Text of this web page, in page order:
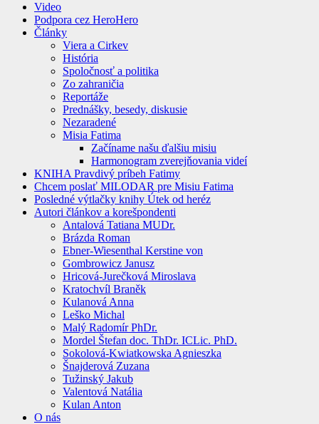
Video
Podpora cez HeroHero
Články
Viera a Cirkev
História
Spoločnosť a politika
Zo zahraničia
Reportáže
Prednášky, besedy, diskusie
Nezaradené
Misia Fatima
Začíname našu ďalšiu misiu
Harmonogram zverejňovania videí
KNIHA Pravdivý príbeh Fatimy
Chcem poslať MILODAR pre Misiu Fatima
Posledné výtlačky knihy Útek od heréz
Autori článkov a korešpondenti
Antalová Tatiana MUDr.
Brázda Roman
Ebner-Wiesenthal Kerstine von
Gombrowicz Janusz
Hricová-Jurečková Miroslava
Kratochvíl Braněk
Kulanová Anna
Leško Michal
Malý Radomír PhDr.
Mordel Štefan doc. ThDr. ICLic. PhD.
Sokolová-Kwiatkowska Agnieszka
Šnajderová Zuzana
Tužinský Jakub
Valentová Natália
Kulan Anton
O nás